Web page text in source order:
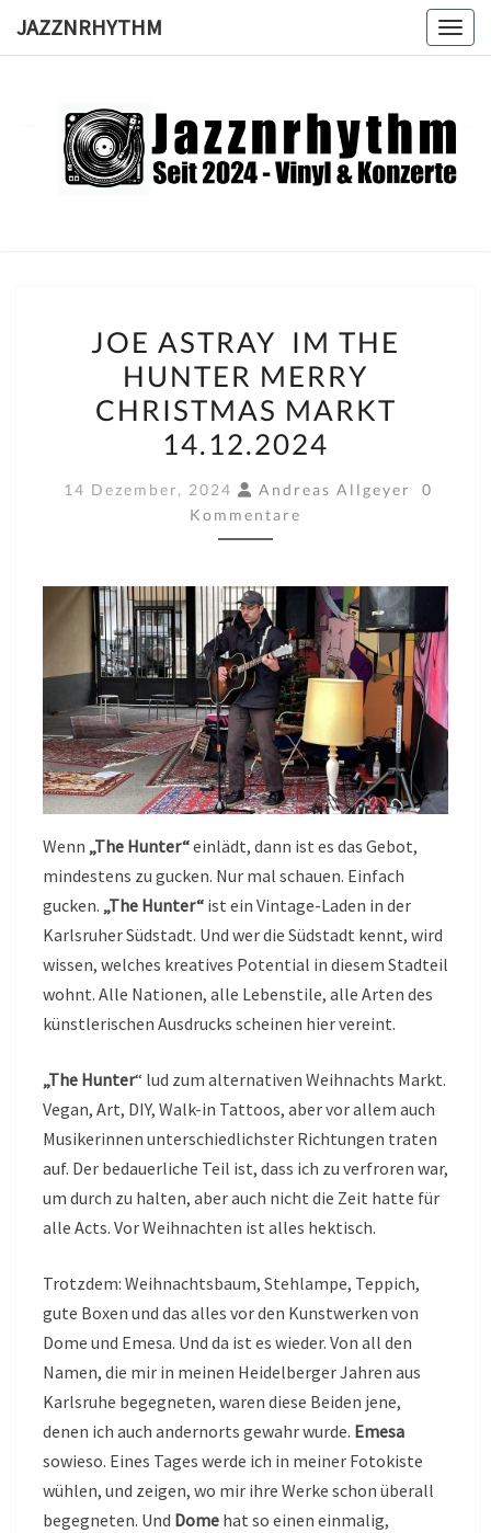
JAZZNRHYTHM
Seit
2024 –
ASTRAY
IM
THE
HUNTER
CHRISTMAS
MARKT
JOE ASTRAY IM THE
HUNTER MERRY
CHRISTMAS MARKT
14.12.2024
14 Dezember, 2024 Andreas Allgeyer
0
Kommentare
Wenn „The Hunter“einlädt, dann ist es das Gebot,
mindestens zu gucken. Nur mal schauen. Einfach
gucken. „The Hunter“ ist ein Vintage-Laden in der
Karlsruher Südstadt. Und wer die Südstadt kennt, wird
wissen, welches kreatives Potential in diesem Stadteil
wohnt. Alle Nationen, alle Lebenstile, alle Arten des
künstlerischen Ausdrucks scheinen hier vereint.
„The Hunter“ lud zum alternativen Weihnachts Markt.
Vegan, Art, DIY, Walk-in Tattoos, aber vor allem auch
Musikerinnen unterschiedlichster Richtungen traten
auf. Der bedauerliche Teil ist, dass ich zu verfroren war,
um durch zu halten, aber auch nicht die Zeit hatte für
alle Acts. Vor Weihnachten ist alles hektisch.
Trotzdem: Weihnachtsbaum, Stehlampe, Teppich,
gute Boxen und das alles vor den Kunstwerken von
Dome und Emesa. Und da ist es wieder. Von all den
Namen, die mir in meinen Heidelberger Jahren aus
Karlsruhe begegneten, waren diese Beiden jene,
denen ich auch andernorts gewahr wurde. Emesa
sowieso. Eines Tages werde ich in meiner Fotokiste
wühlen, und zeigen, wo mir ihre Werke schon überall
begegneten. Und Dome hat so einen einmalig,